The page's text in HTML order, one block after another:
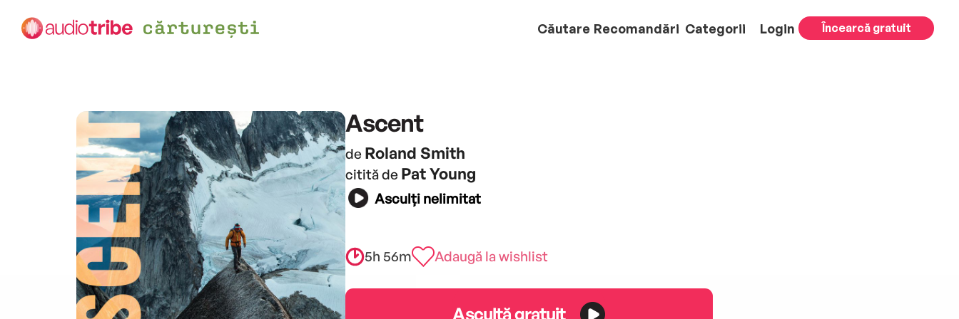
Căutare Recomandări Categorii Login Încearcă gratuit
Ascent
de Roland Smith
citită de Pat Young
Asculți nelimitat
5h 56m Adaugă la wishlist
Ascultă gratuit